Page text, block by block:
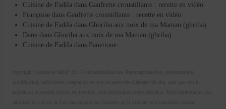
Cuisine de Fadila dans Gaufrette croustillante : recette en vidéo
Françoise dans Gaufrette croustillante : recette en vidéo
Cuisine de Fadila dans Ghoriba aux noix de ma Maman (ghriba)
Dane dans Ghoriba aux noix de ma Maman (ghriba)
Cuisine de Fadila dans Panettone